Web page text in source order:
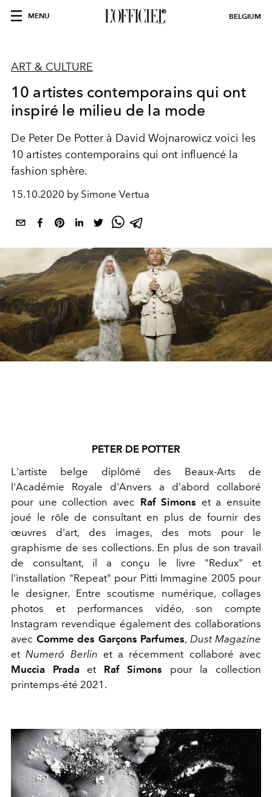
MENU BELGIUM
ART & CULTURE
10 artistes contemporains qui ont
inspiré le milieu de la mode
De Peter De Potter à David Wojnarowicz voici les
10 artistes contemporains qui ont influencé la
fashion sphère.
15.10.2020 by Simone Vertua
PETER DE POTTER
L'artiste belge diplômé des Beaux-Arts de
l'Académie Royale d'Anvers a d'abord collaboré
pour une collection avec Raf Simons et a ensuite
joué le rôle de consultant en plus de fournir des
œuvres d'art, des images, des mots pour le
graphisme de ses collections. En plus de son travail
de consultant, il a conçu le livre "Redux" et
l'installation "Repeat" pour Pitti Immagine 2005 pour
le designer. Entre scoutisme numérique, collages
photos et performances vidéo, son compte
Instagram revendique également des collaborations
avec Comme des Garçons Parfumes, Dust Magazine
et Numeró Berlin et a récemment collaboré avec
Muccia Prada et Raf Simons pour la collection
printemps-été 2021.